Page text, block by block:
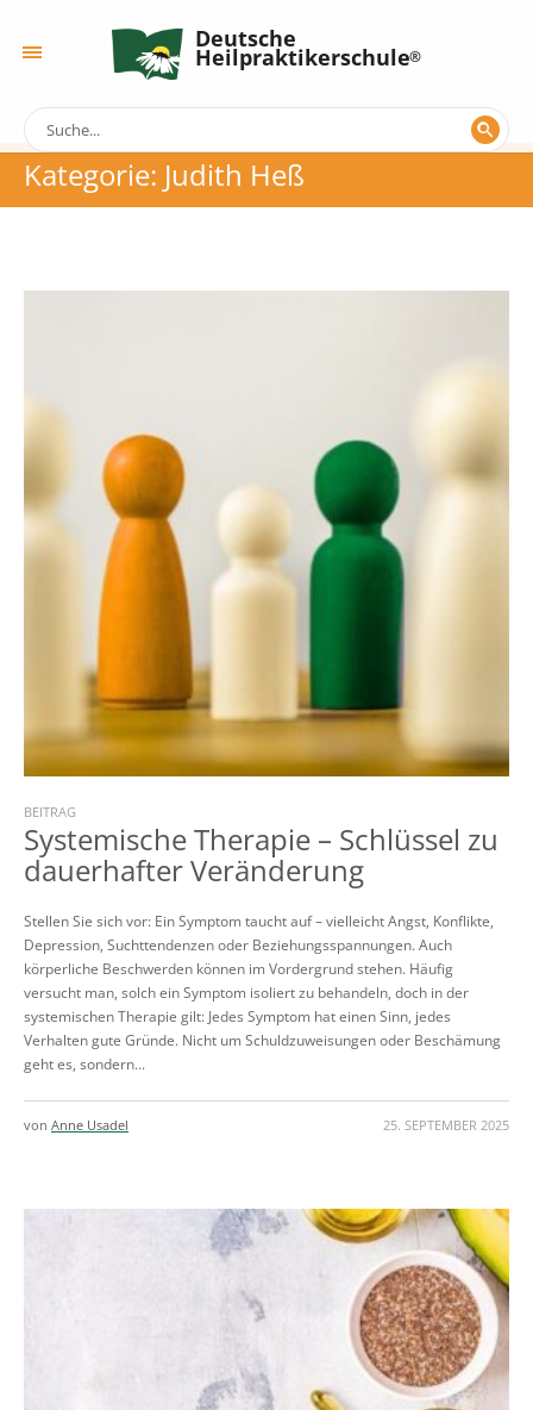
Deutsche
Heilpraktikerschule
Kategorie: Judith Heß
BEITRAG
Systemische Therapie – Schlüssel zu
dauerhafter Veränderung
Stellen Sie sich vor: Ein Symptom taucht auf – vielleicht Angst, Konflikte,
Depression, Suchttendenzen oder Beziehungsspannungen. Auch
körperliche Beschwerden können im Vordergrund stehen. Häufig
versucht man, solch ein Symptom isoliert zu behandeln, doch in der
systemischen Therapie gilt: Jedes Symptom hat einen Sinn, jedes
Verhalten gute Gründe. Nicht um Schuldzuweisungen oder Beschämung
geht es, sondern...
25. SEPTEMBER 2025
von Anne Usadel